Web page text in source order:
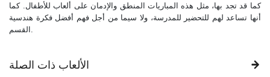
كما قد تجد بها، مثل هذه المباريات المنطق والإدمان على ألعاب للأطفال. كما
أنها تساعد لهم للتحضير للمدرسة، ولا سيما من أجل فهم أفضل فكرة هندسية
الألعاب ذات الصلة